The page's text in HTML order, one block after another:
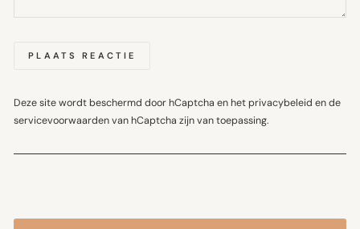
PLAATS REACTIE
Deze site wordt beschermd door hCaptcha en hetprivacybeleid en de
servicevoorwaardenvan hCaptcha zijn van toepassing.